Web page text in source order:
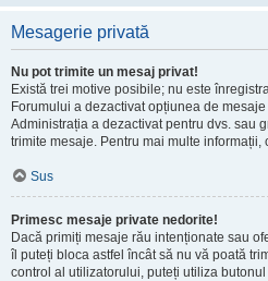
Mesagerie privată
Nu pot trimite un mesaj privat!
Există trei motive posibile; nu este
Forumului a dezactivat opțiunea de
Administrația a dezactivat pentru dvs. sau
trimite mesaje. Pentru mai multe informații,
Sus
Primesc mesaje private nedorite!
Dacă primiți mesaje rău intenționate sau
îl puteți bloca astfel încât să nu vă poată
control al utilizatorului, puteți utiliza